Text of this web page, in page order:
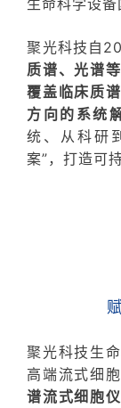
生命科学设备
聚光科技自
质谱、光谱
覆盖临床质
方向的系统
统、从科研
案”，打造可
聚光科技生
高端流式细
谱流式细胞仪